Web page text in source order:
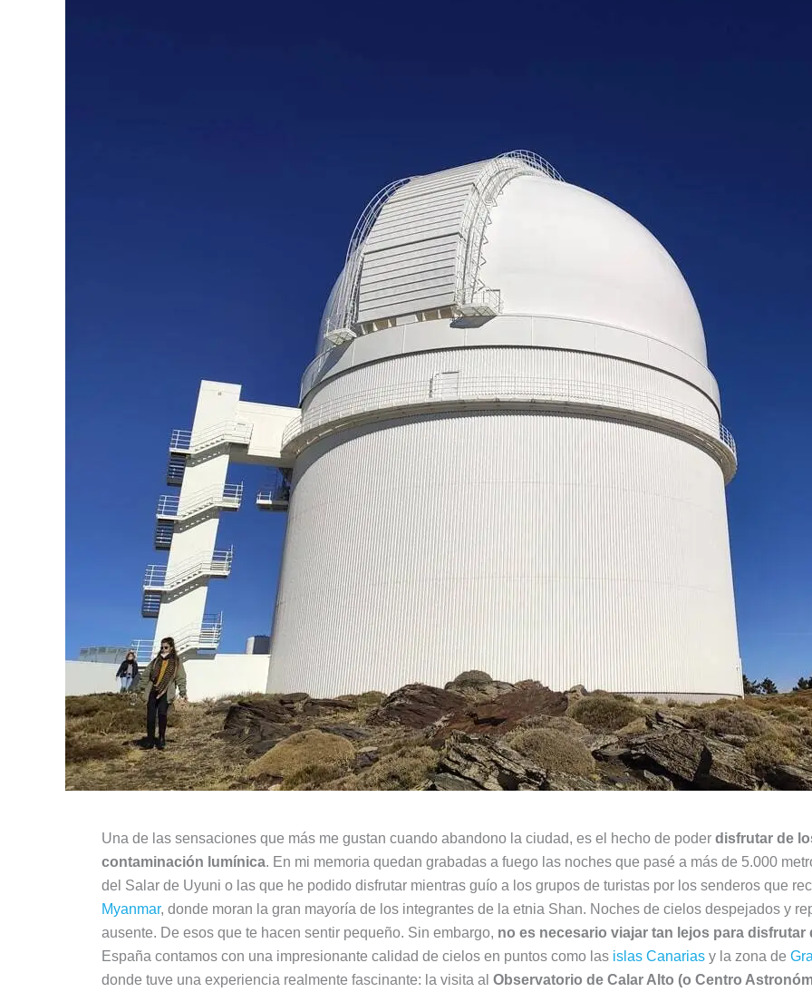
Una de las sensaciones que más me gustan cuando abandono la ciudad, es el hecho de poder disfrutar de
contaminación lumínica. En mi memoria quedan grabadas a fuego las noches que pasé a más de 5.000
del Salar de Uyuni o las que he podido disfrutar mientras guío a los grupos de turistas por los senderos que
Myanmar, donde moran la gran mayoría de los integrantes de la etnia Shan. Noches de cielos despejados y
ausente. De esos que te hacen sentir pequeño. Sin embargo, no es necesario viajar tan lejos para
España contamos con una impresionante calidad de cielos en puntos como las islas Canarias y la zona de
donde tuve una experiencia realmente fascinante: la visita al Observatorio de Calar Alto (o Centro